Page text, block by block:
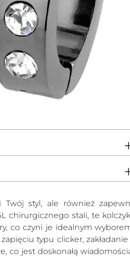
styl, ale również
chirurgicznego stali, te
co czyni je idealnym
typu clicker, zakładanie
co jest doskonałą